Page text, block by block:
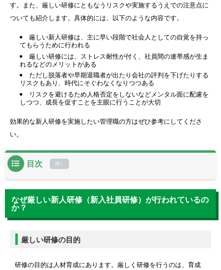
す。また、厳しい研修にともなうリスクや実施するうえでの注意点に
ついても紹介します。具体的には、以下のような内容です。
厳しい新人研修は、主に早い段階で社会人としての自覚を持っ
てもらうために行われる
厳しい研修には、ストレス耐性が付く、社員間の連帯感が生ま
れるなどのメリットがある
ただし脱落者や早期退職者が出たり会社の評判を下げたりする
リスクもあり、時代にそぐわなくなりつつある
リスクを避けるため人格否定をしないなどメンタル面に配慮を
しつつ、成長を促すことを主眼に行うことが大切
効果的な新人研修を実施したい管理職の方はぜひ参考にしてくださ
い。
目次
厳しい研修の目的
覚えるべき情報量が多い
なぜ厳しい新人研修（新入社員研修）が行われているの
か？
厳しい研修の目的
研修の目的は人材育成にあります。厳しく研修を行うのは、育成